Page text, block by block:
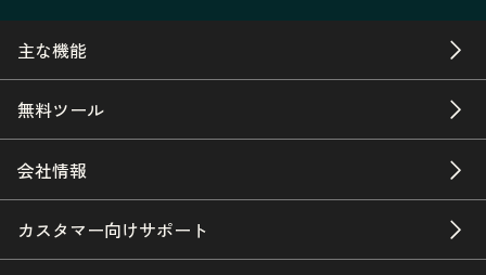
主な機能
無料ツール
会社情報
カスタマー向けサポート